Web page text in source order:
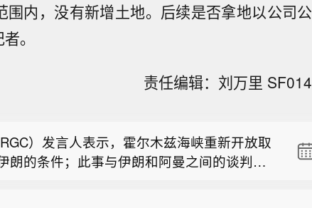
围内，没有新增土地。后续是否拿地以公司公
。
责任编辑：刘万里 SF014
报升级为橙色。受台风“白海豚”影响，预计8月
风暴增水。浙江省宁波市和台州市的风暴潮
）发言人表示，霍尔木兹海峡重新开放取
朗的条件；此事与伊朗和阿曼之间的谈判无